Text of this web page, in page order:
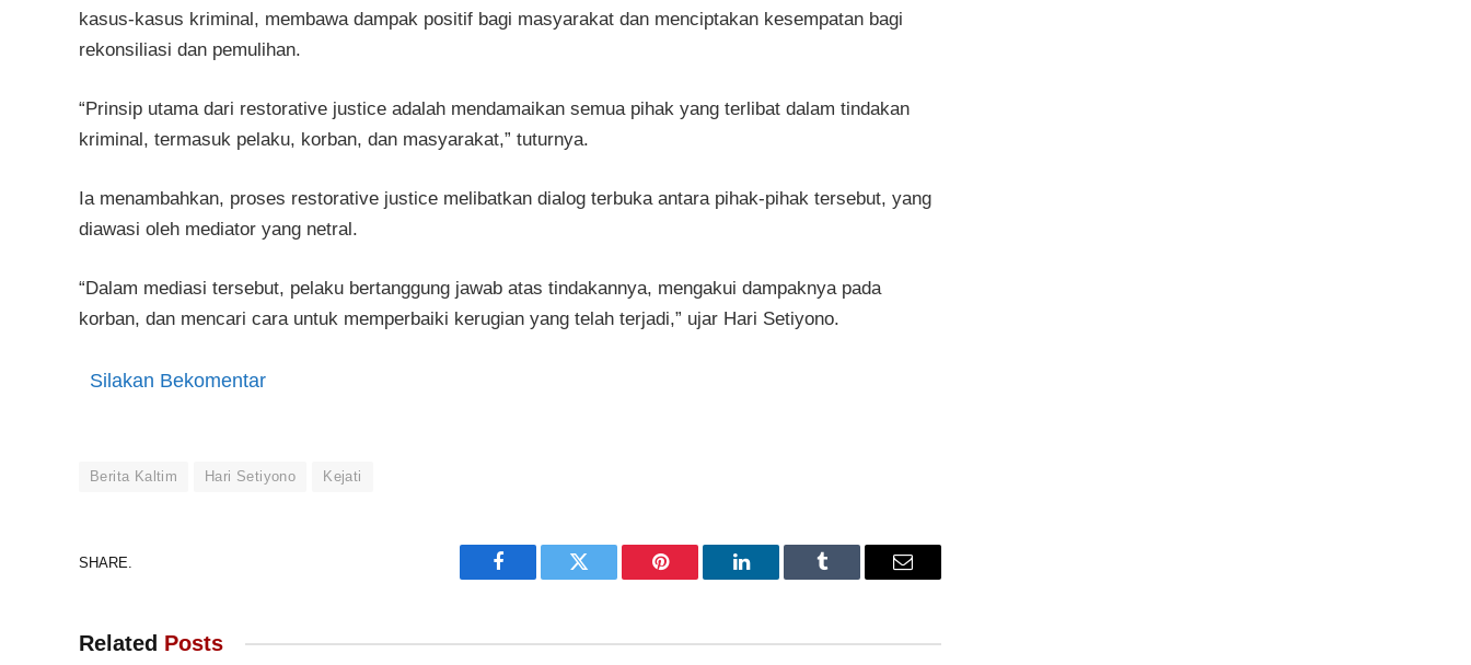
kasus-kasus kriminal, membawa dampak positif bagi masyarakat dan menciptakan kesempatan bagi
rekonsiliasi dan pemulihan.
“Prinsip utama dari restorative justice adalah mendamaikan semua pihak yang terlibat dalam tindakan
kriminal, termasuk pelaku, korban, dan masyarakat,” tuturnya.
Ia menambahkan, proses restorative justice melibatkan dialog terbuka antara pihak-pihak tersebut, yang
diawasi oleh mediator yang netral.
“Dalam mediasi tersebut, pelaku bertanggung jawab atas tindakannya, mengakui dampaknya pada
korban, dan mencari cara untuk memperbaiki kerugian yang telah terjadi,” ujar Hari Setiyono.
Silakan Bekomentar
Berita Kaltim Hari Setiyono Kejati
SHARE.
Facebook Twitter Pinterest LinkedIn Tumblr Email
Related Posts